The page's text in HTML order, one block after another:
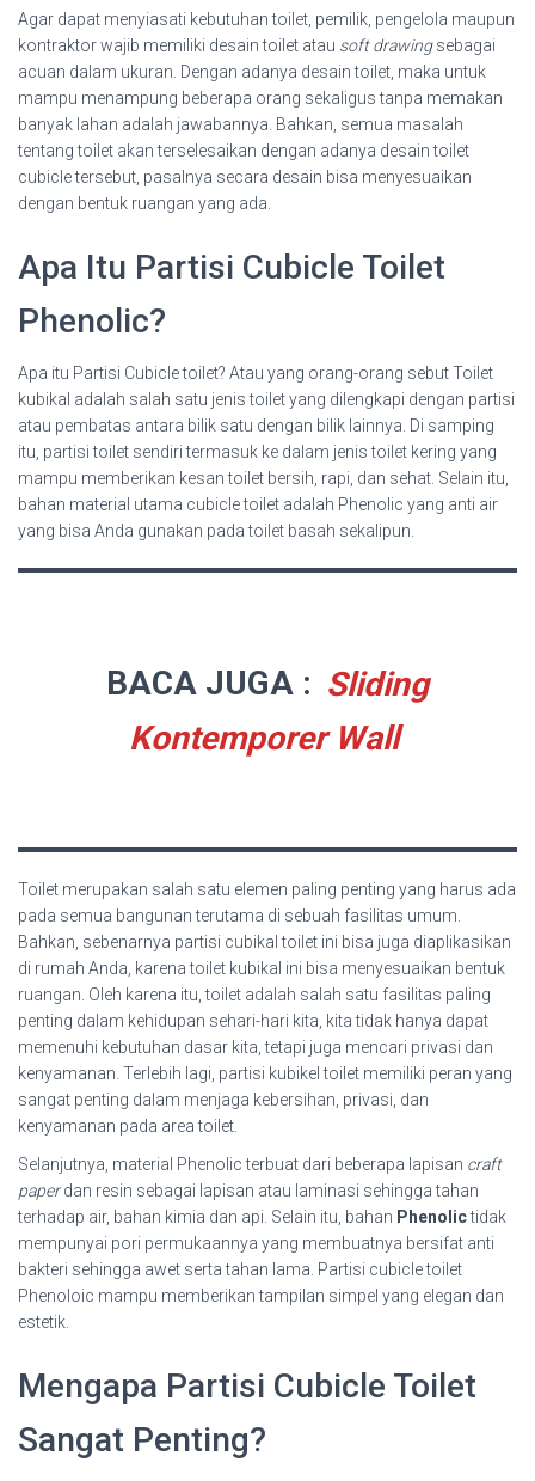
Agar dapat menyiasati kebutuhan toilet, pemilik, pengelola maupun
kontraktor wajib memiliki desain toilet atau soft drawingsebagai
acuan dalam ukuran. Dengan adanya desain toilet, maka untuk
mampu menampung beberapa orang sekaligus tanpa memakan
banyak lahan adalah jawabannya. Bahkan, semua masalah
tentang toilet akan terselesaikan dengan adanya desain toilet
cubicle tersebut, pasalnya secara desain bisa menyesuaikan
dengan bentuk ruangan yang ada.
Apa Itu Partisi Cubicle Toilet
Phenolic?
Apa itu Partisi Cubicle toilet? Atau yang orang-orang sebut Toilet
kubikal adalah salah satu jenis toilet yang dilengkapi dengan partisi
atau pembatas antara bilik satu dengan bilik lainnya. Di samping
itu, partisi toilet sendiri termasuk ke dalam jenis toilet kering yang
mampu memberikan kesan toilet bersih, rapi, dan sehat. Selain itu,
bahan material utama cubicle toilet adalah Phenolic yang anti air
yang bisa Anda gunakan pada toilet basah sekalipun.
BACA JUGA : Sliding
Kontemporer Wall
Toilet merupakan salah satu elemen paling penting yang harus ada
pada semua bangunan terutama di sebuah fasilitas umum.
Bahkan, sebenarnya partisi cubikal toilet ini bisa juga diaplikasikan
di rumah Anda, karena toilet kubikal ini bisa menyesuaikan bentuk
ruangan. Oleh karena itu, toilet adalah salah satu fasilitas paling
penting dalam kehidupan sehari-hari kita, kita tidak hanya dapat
memenuhi kebutuhan dasar kita, tetapi juga mencari privasi dan
kenyamanan. Terlebih lagi, partisi kubikel toilet memiliki peran yang
sangat penting dalam menjaga kebersihan, privasi, dan
kenyamanan pada area toilet.
Selanjutnya, material Phenolic terbuat dari beberapa lapisan craft
paperdan resin sebagai lapisan atau laminasi sehingga tahan
terhadap air, bahan kimia dan api. Selain itu, bahan Phenolictidak
mempunyai pori permukaannya yang membuatnya bersifat anti
bakteri sehingga awet serta tahan lama. Partisi cubicle toilet
Phenoloic mampu memberikan tampilan simpel yang elegan dan
estetik.
Mengapa Partisi Cubicle Toilet
Sangat Penting?